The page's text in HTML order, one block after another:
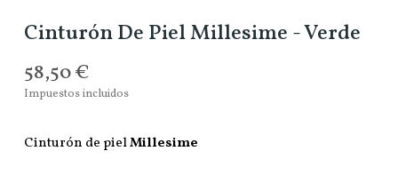
Cinturón De Piel Millesime - Verde
58,50 €
Impuestos incluidos
Cinturón de pielMillesime